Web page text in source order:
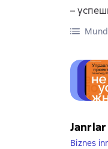
–
Biznes